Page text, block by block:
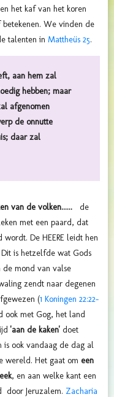
het kaf van het koren
We vinden de
talenten in Mattheüs 25.
aan hem zal
hebben; maar
afgenomen
de onnutte
daar zal
van de volken......
de
met een paard, dat
De HEERE leidt hen
is hetzelfde wat Gods
de mond van valse
zendt naar degenen
(1 Koningen 22:22-
ook met Gog, het land
'aan de kaken' doet
is ook vandaag de dag al
wereld. Het gaat om een
, en aan welke kant een
door Jeruzalem. Zacharia